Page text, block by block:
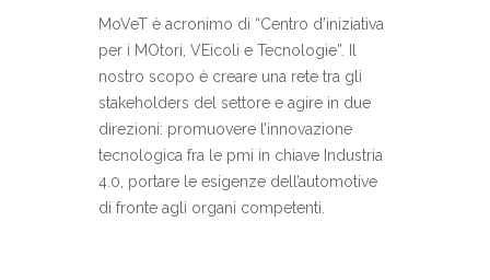
MoVeT è acronimo di “Centro d’iniziativa
per i MOtori, VEicoli e Tecnologie”. Il
nostro scopo è creare una rete tra gli
stakeholders del settore e agire in due
direzioni: promuovere l’innovazione
tecnologica fra le pmi in chiave Industria
4.0, portare le esigenze dell’automotive
di fronte agli organi competenti.